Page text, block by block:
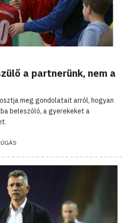
a partnerünk, nem a
meg gondolatait arról, hogyan
beleszóló, a gyerekeket a